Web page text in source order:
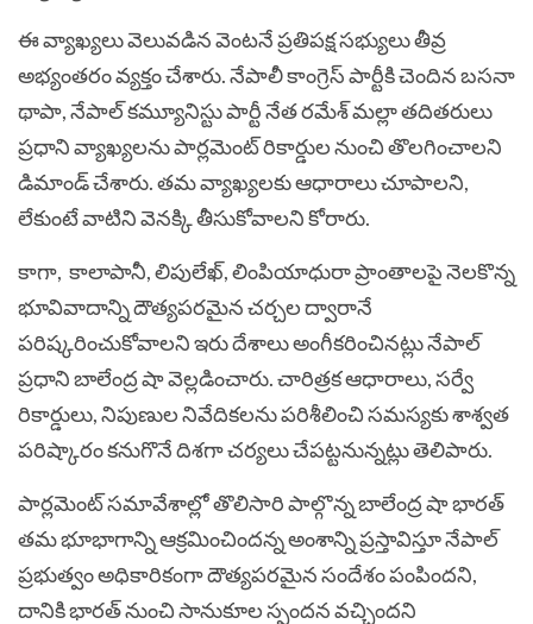
ఈ వ్యాఖ్యలు వెలువడిన వెంటనే ప్రతిపక్ష సభ్యులు తీవ్ర
అభ్యంతరం వ్యక్తం చేశారు. నేపాలీ కాంగ్రెస్ పార్టీకి చెందిన బసనా
థాపా, నేపాల్ కమ్యూనిస్టు పార్టీ నేత రమేశ్ మల్లా తదితరులు
ప్రధాని వ్యాఖ్యలను పార్లమెంట్ రికార్డుల నుంచి తొలగించాలని
డిమాండ్ చేశారు. తమ వ్యాఖ్యలకు ఆధారాలు చూపాలని,
లేకుంటే వాటిని వెనక్కి తీసుకోవాలని కోరారు.
కాగా, కాలాపానీ, లిపులేఖ్, లింపియాధురా ప్రాంతాలపై నెలకొన్న
భూవివాదాన్ని దౌత్యపరమైన చర్చల ద్వారానే
పరిష్కరించుకోవాలని ఇరు దేశాలు అంగీకరించినట్లు నేపాల్
ప్రధాని బాలేంద్ర షా వెల్లడించారు. చారిత్రక ఆధారాలు, సర్వే
రికార్డులు, నిపుణుల నివేదికలను పరిశీలించి సమస్యకు శాశ్వత
పరిష్కారం కనుగొనే దిశగా చర్యలు చేపట్టనున్నట్లు తెలిపారు.
పార్లమెంట్ సమావేశాల్లో తొలిసారి పాల్గొన్న బాలేంద్ర షా భారత్
తమ భూభాగాన్ని ఆక్రమించిందన్న అంశాన్ని ప్రస్తావిస్తూ నేపాల్
ప్రభుత్వం అధికారికంగా దౌత్యపరమైన సందేశం పంపిందని,
దానికి భారత్ నుంచి సానుకూల స్పందన వచ్చిందని